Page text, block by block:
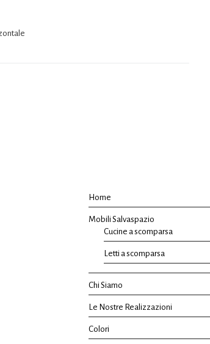
Home
Mobili Salvaspazio
Cucine a scomparsa
Letti a scomparsa
Chi Siamo
Le Nostre Realizzazioni
Colori